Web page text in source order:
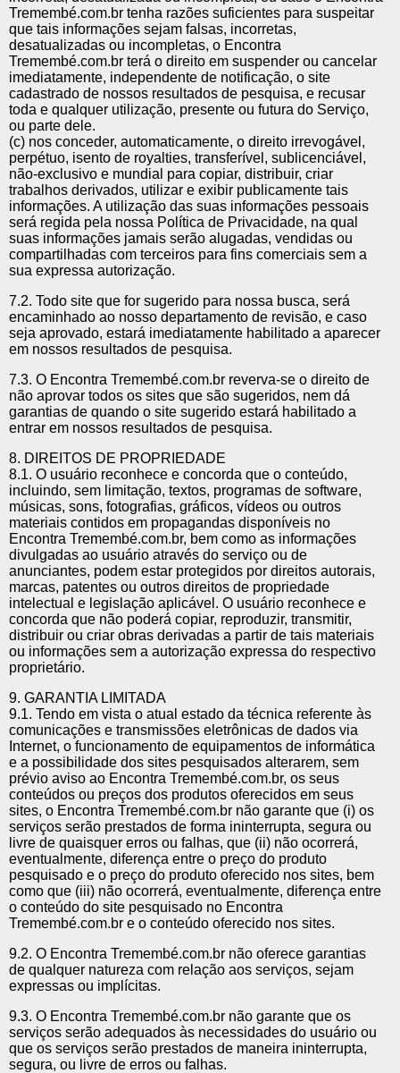
Tremembé.com.br tenha razões suficientes para suspeitar
que tais informações sejam falsas, incorretas,
desatualizadas ou incompletas, o Encontra
Tremembé.com.br terá o direito em suspender ou cancelar
imediatamente, independente de notificação, o site
cadastrado de nossos resultados de pesquisa, e recusar
toda e qualquer utilização, presente ou futura do Serviço,
ou parte dele.
(c) nos conceder, automaticamente, o direito irrevogável,
perpétuo, isento de royalties, transferível, sublicenciável,
não-exclusivo e mundial para copiar, distribuir, criar
trabalhos derivados, utilizar e exibir publicamente tais
informações. A utilização das suas informações pessoais
será regida pela nossa Política de Privacidade, na qual
suas informações jamais serão alugadas, vendidas ou
compartilhadas com terceiros para fins comerciais sem a
sua expressa autorização.
7.2. Todo site que for sugerido para nossa busca, será
encaminhado ao nosso departamento de revisão, e caso
seja aprovado, estará imediatamente habilitado a aparecer
em nossos resultados de pesquisa.
7.3. O Encontra Tremembé.com.br reverva-se o direito de
não aprovar todos os sites que são sugeridos, nem dá
garantias de quando o site sugerido estará habilitado a
entrar em nossos resultados de pesquisa.
8. DIREITOS DE PROPRIEDADE
8.1. O usuário reconhece e concorda que o conteúdo,
incluindo, sem limitação, textos, programas de software,
músicas, sons, fotografias, gráficos, vídeos ou outros
materiais contidos em propagandas disponíveis no
Encontra Tremembé.com.br, bem como as informações
divulgadas ao usuário através do serviço ou de
anunciantes, podem estar protegidos por direitos autorais,
marcas, patentes ou outros direitos de propriedade
intelectual e legislação aplicável. O usuário reconhece e
concorda que não poderá copiar, reproduzir, transmitir,
distribuir ou criar obras derivadas a partir de tais materiais
ou informações sem a autorização expressa do respectivo
proprietário.
9. GARANTIA LIMITADA
9.1. Tendo em vista o atual estado da técnica referente às
comunicações e transmissões eletrônicas de dados via
Internet, o funcionamento de equipamentos de informática
e a possibilidade dos sites pesquisados alterarem, sem
prévio aviso ao Encontra Tremembé.com.br, os seus
conteúdos ou preços dos produtos oferecidos em seus
sites, o Encontra Tremembé.com.br não garante que (i) os
serviços serão prestados de forma ininterrupta, segura ou
livre de quaisquer erros ou falhas, que (ii) não ocorrerá,
eventualmente, diferença entre o preço do produto
pesquisado e o preço do produto oferecido nos sites, bem
como que (iii) não ocorrerá, eventualmente, diferença entre
o conteúdo do site pesquisado no Encontra
Tremembé.com.br e o conteúdo oferecido nos sites.
9.2. O Encontra Tremembé.com.br não oferece garantias
de qualquer natureza com relação aos serviços, sejam
expressas ou implícitas.
9.3. O Encontra Tremembé.com.br não garante que os
serviços serão adequados às necessidades do usuário ou
que os serviços serão prestados de maneira ininterrupta,
segura, ou livre de erros ou falhas.